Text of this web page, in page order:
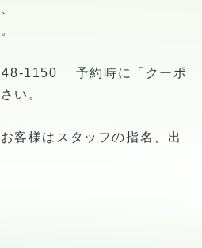
。
1150 予約時に「クーポ
い。
客様はスタッフの指名、出